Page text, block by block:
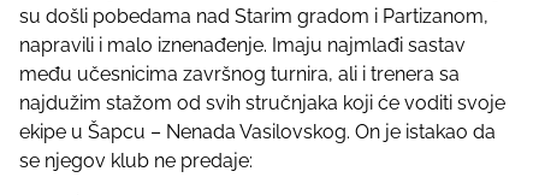
su došli pobedama nad Starim gradom i Partizanom,
napravili i malo iznenađenje. Imaju najmlađi sastav
među učesnicima završnog turnira, ali i trenera sa
najdužim stažom od svih stručnjaka koji će voditi svoje
ekipe u Šapcu – Nenada Vasilovskog. On je istakao da
se njegov klub ne predaje: